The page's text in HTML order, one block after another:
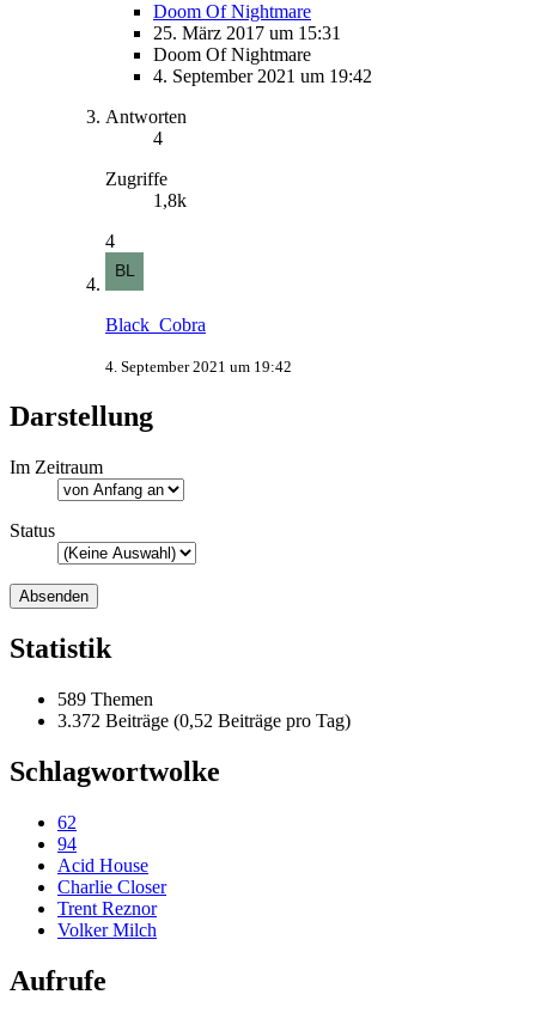
Doom Of Nightmare
25. März 2017 um 15:31
Doom Of Nightmare
4. September 2021 um 19:42
Antworten
4
Zugriffe
1,8k
4
Black_Cobra
4. September 2021 um 19:42
Darstellung
Im Zeitraum
Status
Statistik
589 Themen
3.372 Beiträge (0,52 Beiträge pro Tag)
Schlagwortwolke
62
94
Acid House
Charlie Closer
Trent Reznor
Volker Milch
Aufrufe